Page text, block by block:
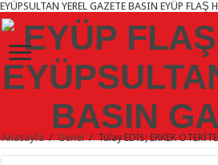
EYÜPSULTAN YEREL GAZETE BASIN EYÜP FLAŞ
Anasayfa / Genel / Tülay EDİS; ERKEK